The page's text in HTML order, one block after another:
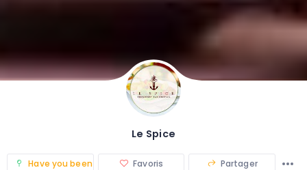
Le Spice
Have you been there? (0)Favoris Partager